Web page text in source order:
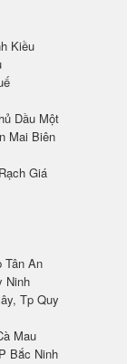
Kiều
Dầu Một
Mai Biên
Giá
Tân An
Ninh
Tp Quy
Mau
Bắc Ninh